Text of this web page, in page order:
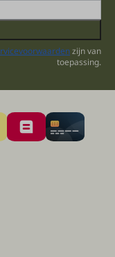
zijn van
toepassing.